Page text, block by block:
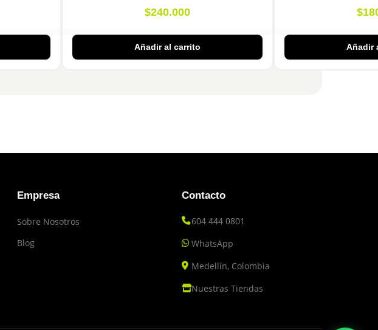
$240.000
Añadir al carrito
$
Añadir
Empresa
Sobre Nosotros
Blog
Contacto
604 444 0801
WhatsApp
Medellín, Colombia
Nuestras Tiendas